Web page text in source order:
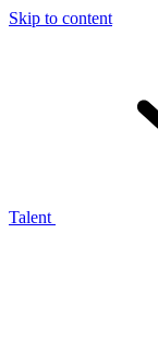
Skip to content
Talent